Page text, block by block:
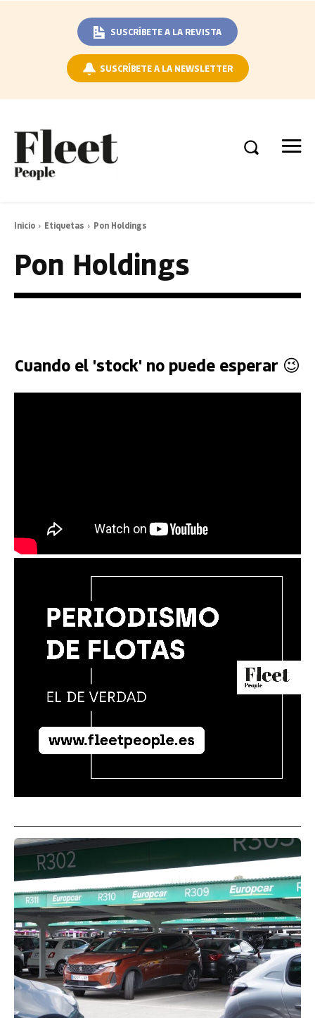
SUSCRÍBETE A LA REVISTA
SUSCRÍBETE A LA NEWSLETTER
Inicio Etiquetas Pon Holdings
Pon Holdings
Cuando el 'stock' no puede esperar 😉